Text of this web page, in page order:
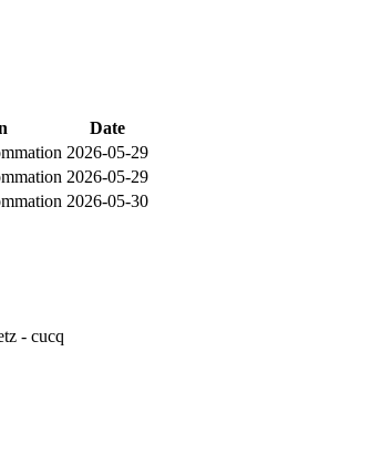
Date
2026-05-29
2026-05-29
2026-05-30
- cucq